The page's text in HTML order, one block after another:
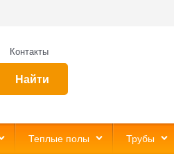
Контакты
Найти
Теплые полы Трубы